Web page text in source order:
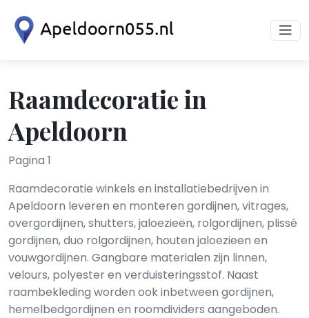
Raamdecoratie in
Apeldoorn
Pagina 1
Raamdecoratie winkels en installatiebedrijven in
Apeldoorn leveren en monteren gordijnen, vitrages,
overgordijnen, shutters, jaloezieën, rolgordijnen, plissé
gordijnen, duo rolgordijnen, houten jaloezieen en
vouwgordijnen. Gangbare materialen zijn linnen,
velours, polyester en verduisteringsstof. Naast
raambekleding worden ook inbetween gordijnen,
hemelbedgordijnen en roomdividers aangeboden.